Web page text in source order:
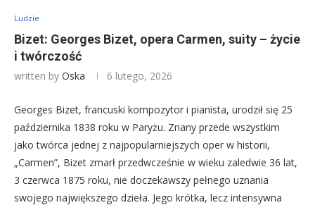
Ludzie
Bizet: Georges Bizet, opera Carmen, suity – życie
i twórczość
written by Oska 6 lutego, 2026
Georges Bizet, francuski kompozytor i pianista, urodził się 25
października 1838 roku w Paryżu. Znany przede wszystkim
jako twórca jednej z najpopularniejszych oper w historii,
„Carmen”, Bizet zmarł przedwcześnie w wieku zaledwie 36 lat,
3 czerwca 1875 roku, nie doczekawszy pełnego uznania
swojego największego dzieła. Jego krótka, lecz intensywna